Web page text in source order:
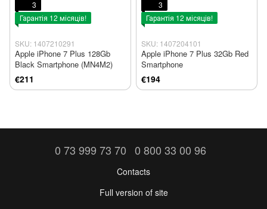
3
Гарантія 12 місяців!
SKU: 1407210291
Apple iPhone 7 Plus 128Gb
Black Smartphone (MN4M2)
€211
3
Гарантія 12 місяців!
SKU: 1407204101
Apple iPhone 7 Plus 32Gb Red
Smartphone
€194
0 73 999 73 70 0 800 33 00 96
Contacts
Full version of site